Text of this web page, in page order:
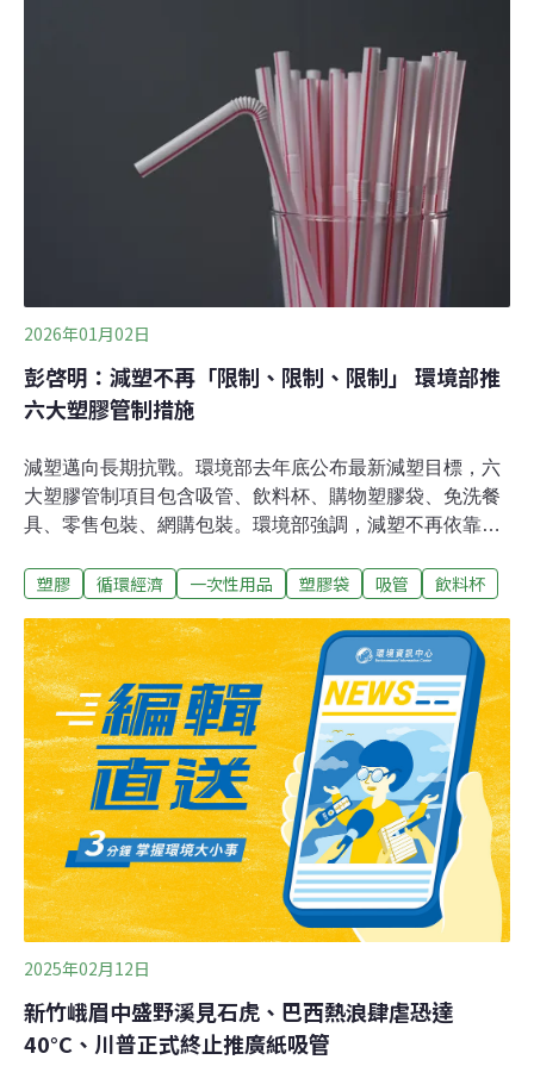
三成。官方數據顯示，南韓2023年塑膠廢棄量為771萬
噸，預估2030年會飆升到1012萬噸。新計畫從源頭減量
100萬噸，使用回收塑膠200萬噸，最終廢棄量削減至700
萬噸。《Eco Business》報導，南韓塑膠產品的廢棄物稅
費率目前是每公斤150韓元（約新台幣3.3元），未來將分
階段調高費用。回收再利用部分，大型製造業者應在2026
年使用10%的回收材料，2030年提高到30%，並引入韓
2026年01月02日
彭啓明：減塑不再「限制、限制、限制」 環境部推
六大塑膠管制措施
減塑邁向長期抗戰。環境部去年底公布最新減塑目標，六
大塑膠管制項目包含吸管、飲料杯、購物塑膠袋、免洗餐
具、零售包裝、網購包裝。環境部強調，減塑不再依靠過
2030年一次性塑膠產品減量5%。環境部：塑膠禁限用政
管、飲料杯、購物塑膠袋、免洗餐具）政策，原定2025年
要達成全面限用。多年過去，這個目標已經確認無法達
成。環境部長彭啓明坦承，努力了7年，還是無法達到當
時的目標。彭啓明表示，疫情之後民眾消費習慣改變，但
不代表這幾年沒有成果。然而一次性紙容器、網購都是持
續成長，這次改變「限制、限制、限制」的思維，加入經
濟誘因，由公部門、大型企業、販賣業、公共場域、市場
市集及零售通路等六大場域率先著手，希望可以成功。環
境部去（2025）年12月29日宣布新的減塑目標，除了調整
四項塑膠的管制強度，新增「零售
塑膠 循環經濟 一次性用品 塑膠袋 吸管 飲料杯
2025年02月12日
新竹峨眉中盛野溪見石虎、巴西熱浪肆虐恐達
40°C、川普正式終止推廣紙吸管